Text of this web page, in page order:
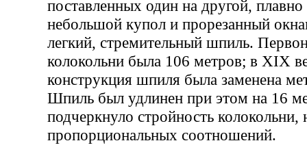
поставленных один на другой, плавно
небольшой купол и прорезанный
легкий, стремительный шпиль.
колокольни была 106 метров; в XIX
конструкция шпиля была заменена
Шпиль был удлинен при этом на 16
подчеркнуло стройность
пропорциональных соотношений.